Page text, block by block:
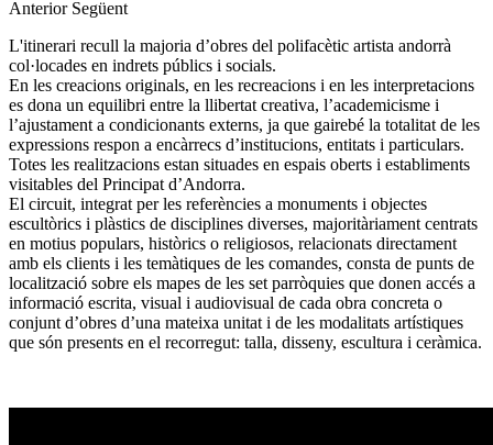
Anterior Següent
L'itinerari recull la majoria d’obres del polifacètic artista andorrà
col·locades en indrets públics i socials.
En les creacions originals, en les recreacions i en les interpretacions
es dona un equilibri entre la llibertat creativa, l’academicisme i
l’ajustament a condicionants externs, ja que gairebé la totalitat de les
expressions respon a encàrrecs d’institucions, entitats i particulars.
Totes les realitzacions estan situades en espais oberts i establiments
visitables del Principat d’Andorra.
El circuit, integrat per les referències a monuments i objectes
escultòrics i plàstics de disciplines diverses, majoritàriament centrats
en motius populars, històrics o religiosos, relacionats directament
amb els clients i les temàtiques de les comandes, consta de punts de
localització sobre els mapes de les set parròquies que donen accés a
informació escrita, visual i audiovisual de cada obra concreta o
conjunt d’obres d’una mateixa unitat i de les modalitats artístiques
que són presents en el recorregut: talla, disseny, escultura i ceràmica.